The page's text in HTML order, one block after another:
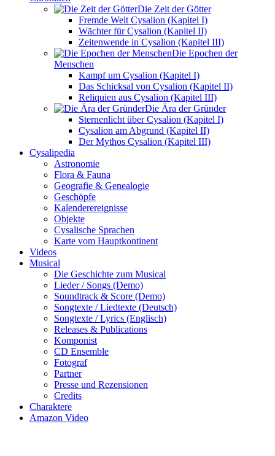
Die Zeit der Götter
Fremde Welt Cysalion (Kapitel I)
Wächter für Cysalion (Kapitel II)
Zeitenwende in Cysalion (Kapitel III)
Die Epochen der
Menschen
Kampf um Cysalion (Kapitel I)
Das Schicksal von Cysalion (Kapitel II)
Reliquien aus Cysalion (Kapitel III)
Die Ära der Gründer
Sternenlicht über Cysalion (Kapitel I)
Cysalion am Abgrund (Kapitel II)
Der Mythos Cysalion (Kapitel III)
Cysalipedia
Astronomie
Flora & Fauna
Geografie & Genealogie
Geschöpfe
Kalenderereignisse
Objekte
Cysalische Sprachen
Karte vom Hauptkontinent
Videos
Musical
Die Geschichte zum Musical
Lieder / Songs (Demo)
Soundtrack & Score (Demo)
Songtexte / Liedtexte (Deutsch)
Songtexte / Lyrics (Englisch)
Releases & Publications
Komponist
CD Ensemble
Fotograf
Partner
Presse und Rezensionen
Credits
Charaktere
Amazon Video